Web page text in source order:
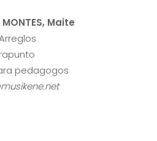
MONTES, Maite
pedagogos